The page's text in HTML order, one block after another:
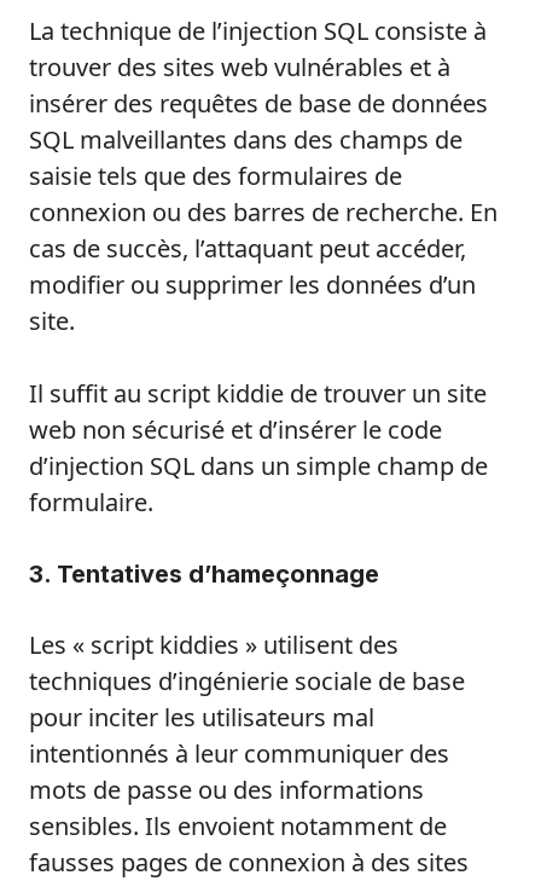
La technique de l’injection SQL consiste à
trouver des sites web vulnérables et à
insérer des requêtes de base de données
SQL malveillantes dans des champs de
saisie tels que des formulaires de
connexion ou des barres de recherche. En
cas de succès, l’attaquant peut accéder,
modifier ou supprimer les données d’un
site.
Il suffit au script kiddie de trouver un site
web non sécurisé et d’insérer le code
d’injection SQL dans un simple champ de
formulaire.
3. Tentatives d’hameçonnage
Les « script kiddies » utilisent des
techniques d’ingénierie sociale de base
pour inciter les utilisateurs mal
intentionnés à leur communiquer des
mots de passe ou des informations
sensibles. Ils envoient notamment de
fausses pages de connexion à des sites